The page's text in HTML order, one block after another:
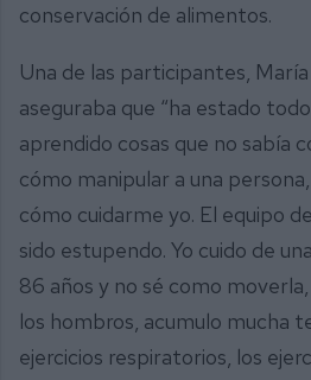
conservación de alimentos.
Una de las participantes, María
aseguraba que “ha estado
aprendido cosas que no sabía
cómo manipular a una
cómo cuidarme yo. El equipo
sido estupendo. Yo cuido de
86 años y no sé como
los hombros, acumulo mucha
ejercicios respiratorios, los